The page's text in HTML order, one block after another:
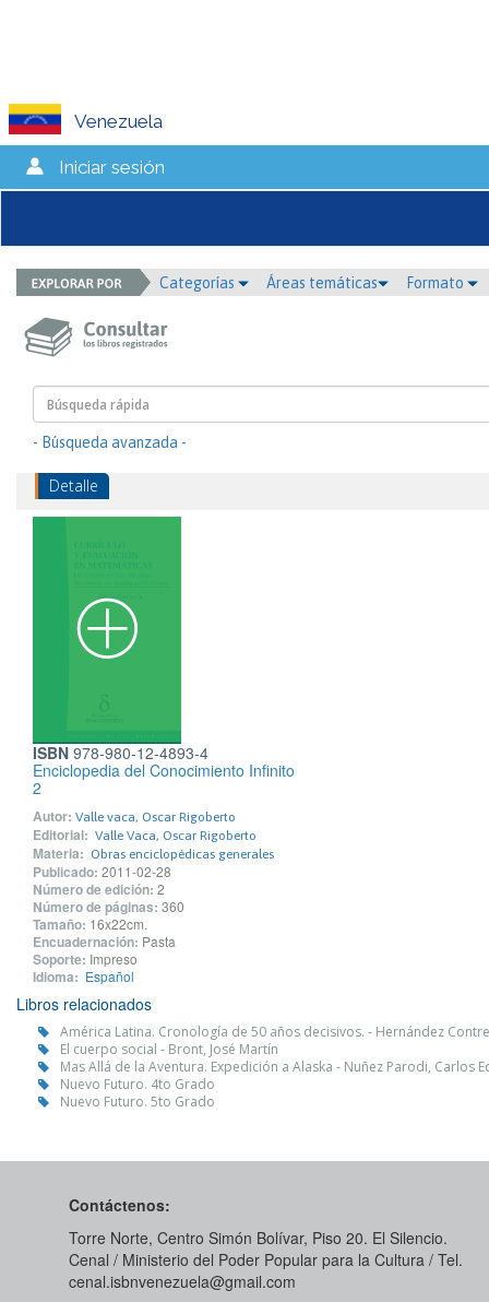
Venezuela
Iniciar sesión
Categorías Áreas temáticas Formato
- Búsqueda avanzada -
Detalle
ISBN 978-980-12-4893-4
Enciclopedia del Conocimiento Infinito
2
Autor: Valle vaca, Oscar Rigoberto
Editorial: Valle Vaca, Oscar Rigoberto
Materia: Obras enciclopédicas generales
Publicado: 2011-02-28
Número de edición: 2
Número de páginas: 360
Tamaño: 16x22cm.
Encuadernación: Pasta
Soporte: Impreso
Idioma: Español
Libros relacionados
América Latina. Cronología de 50 años decisivos. - Hernández
El cuerpo social - Bront, José Martín
Mas Allá de la Aventura. Expedición a Alaska - Nuñez Parodi, Carlos
Nuevo Futuro. 4to Grado
Nuevo Futuro. 5to Grado
Contáctenos:
Torre Norte, Centro Simón Bolívar, Piso 20. El Silencio.
Cenal / Ministerio del Poder Popular para la Cultura / Tel.
cenal.isbnvenezuela@gmail.com